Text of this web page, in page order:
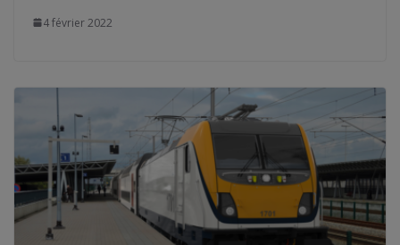
4 février 2022